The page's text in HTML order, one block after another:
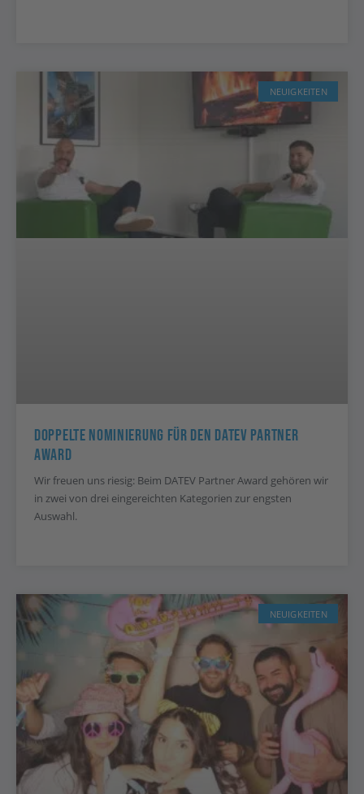
NEUIGKEITEN
Doppelte Nominierung Für Den DATEV Partner
Award
Wir freuen uns riesig: Beim DATEV Partner Award gehören wir
in zwei von drei eingereichten Kategorien zur engsten
Auswahl.
NEUIGKEITEN